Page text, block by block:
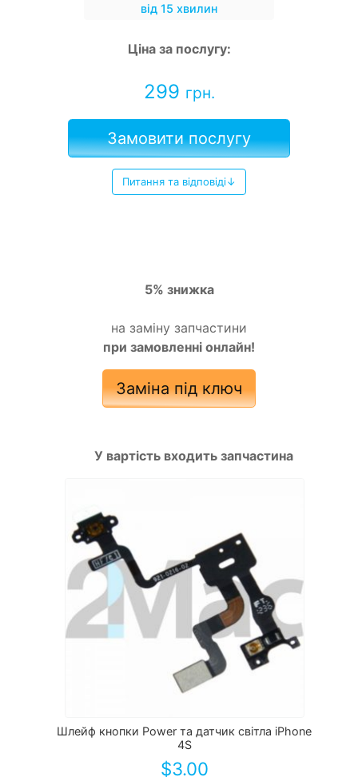
від 15 хвилин
Ціна за послугу:
299 грн.
Замовити послугу
Питання та відповіді↓
5% знижка
на заміну запчастини
при замовленні онлайн!
Заміна під ключ
У вартість входить запчастина
Шлейф кнопки Power та датчик світла iPhone
4S
$3.00